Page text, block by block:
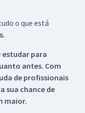
o que está
estudar para
antes. Com
de profissionais
sua chance de
maior.